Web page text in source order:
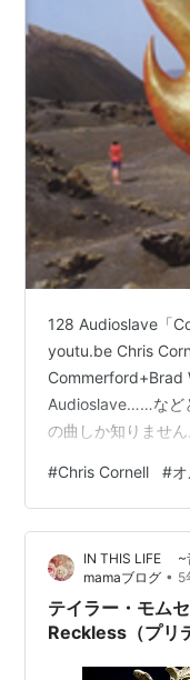
128 Audioslave「
youtu.be Chris
Commerford+Brad
Audioslave……など
の曲しか知りませ
すごいメジャーな
わなかったの。あ
のかというと、一
ヴィデオをやたら
るから。伊…
#Chris Cornell #
IN THIS LIFE ~
mamaブログ • 5
テイラー・モム
Reckless（プリ